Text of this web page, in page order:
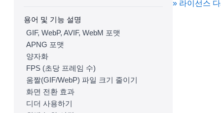
용어 및 기능 설명
GIF, WebP, AVIF, WebM 포맷
APNG 포맷
양자화
FPS (초당 프레임 수)
움짤(GIF/WebP) 파일 크기 줄이기
화면 전환 효과
디더 사용하기
» 라이선스 다